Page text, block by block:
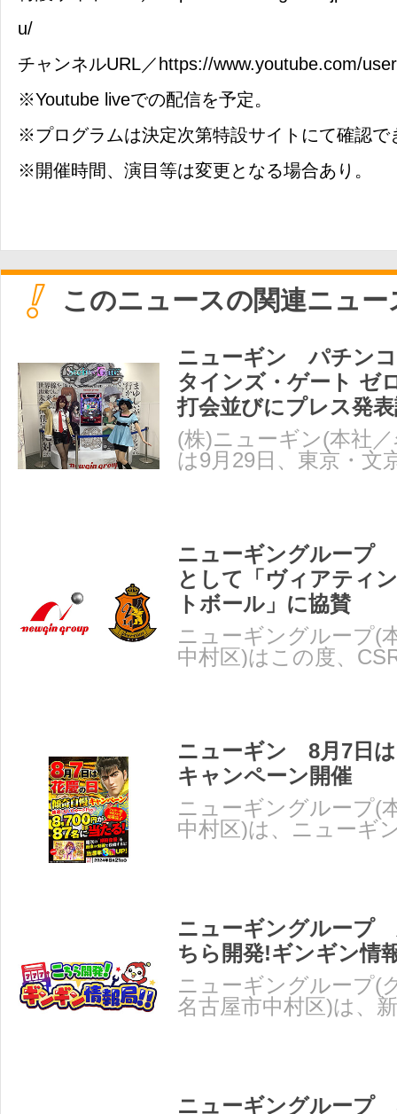
u/
チャンネルURL／https://www.youtube.com/
※Youtube liveでの配信を予定。
※プログラムは決定次第特設サイトにて確認で
※開催時間、演目等は変更となる場合あり。
このニュースの関連ニュー
ニューギン パチン
タインズ・ゲート ゼ
打会並びにプレス発
(株)ニューギン(本社
は9月29日、東京・文
ニューギングループ
として「ヴィアティ
トボール」に協賛
ニューギングループ(
中村区)はこの度、
ニューギン 8月7日
キャンペーン開催
ニューギングループ(
中村区)は、ニューギ
ニューギングループ
ちら開発!ギンギン情
ニューギングループ(
名古屋市中村区)は、
ニューギングループ